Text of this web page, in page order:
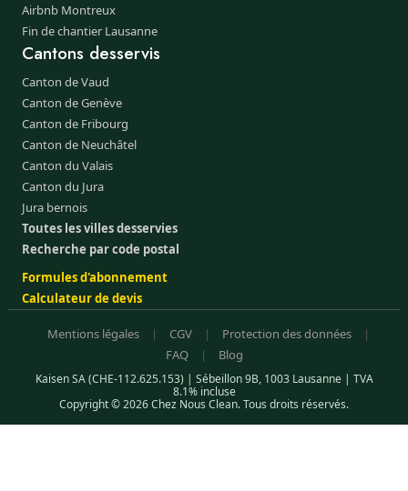
Airbnb Montreux
Fin de chantier Lausanne
Cantons desservis
Canton de Vaud
Canton de Genève
Canton de Fribourg
Canton de Neuchâtel
Canton du Valais
Canton du Jura
Jura bernois
Toutes les villes desservies
Recherche par code postal
Formules d'abonnement
Calculateur de devis
Mentions légales | CGV | Protection des données
|
FAQ
| Blog
Kaisen SA (CHE-112.625.153) | Sébeillon 9B, 1003 Lausanne | TVA
8.1% incluse
Copyright © 2026 Chez Nous Clean. Tous droits réservés.